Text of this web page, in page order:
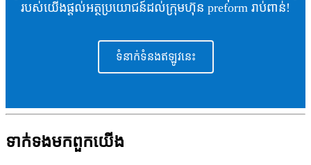
របស់យើងផ្តល់អត្ថប្រយោជន៍ដល់ក្រុមហ៊ុន preform រាប់ពាន់!
ទំនាក់ទំនងឥឡូវនេះ
ទាក់ទង​មក​ពួក​យើង